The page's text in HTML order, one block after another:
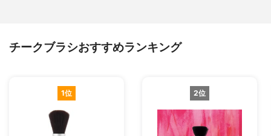
チークブラシおすすめランキング
1位 2位